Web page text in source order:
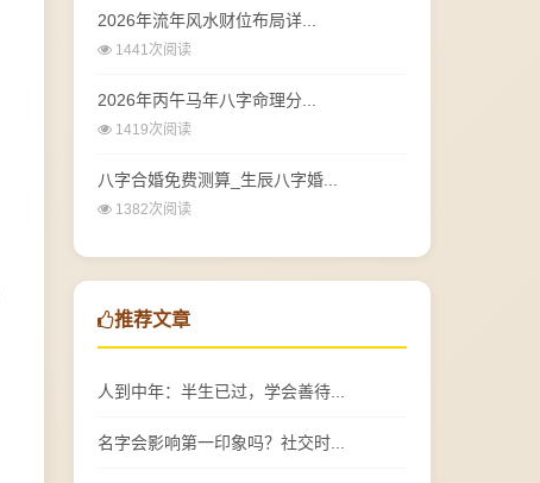
2026年流年风水财位布局详...
1441次阅读
2026年丙午马年八字命理分...
1419次阅读
八字合婚免费测算_生辰八字婚...
1382次阅读
推荐文章
人到中年：半生已过，学会善待...
名字会影响第一印象吗？社交时...